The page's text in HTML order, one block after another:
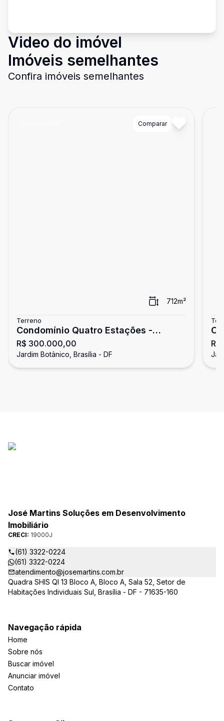
Video do imóvel
Imóveis semelhantes
Confira imóveis semelhantes
Comparar
712m²
Terreno
Condomínio Quatro Estações -
Terreno escriturado com 713m² -
Jardim Botânico
R$ 300.000,00
Jardim Botânico, Brasília - DF
José Martins Soluções em Desenvolvimento
Imobiliário
CRECI: 19000J
(61) 3322-0224
(61) 3322-0224
atendimento@josemartins.com.br
Quadra SHIS QI 13 Bloco A, Bloco A, Sala 52, Setor de
Habitações Individuais Sul, Brasília - DF - 71635-160
Navegação rápida
Home
Sobre nós
Buscar imóvel
Anunciar imóvel
Contato